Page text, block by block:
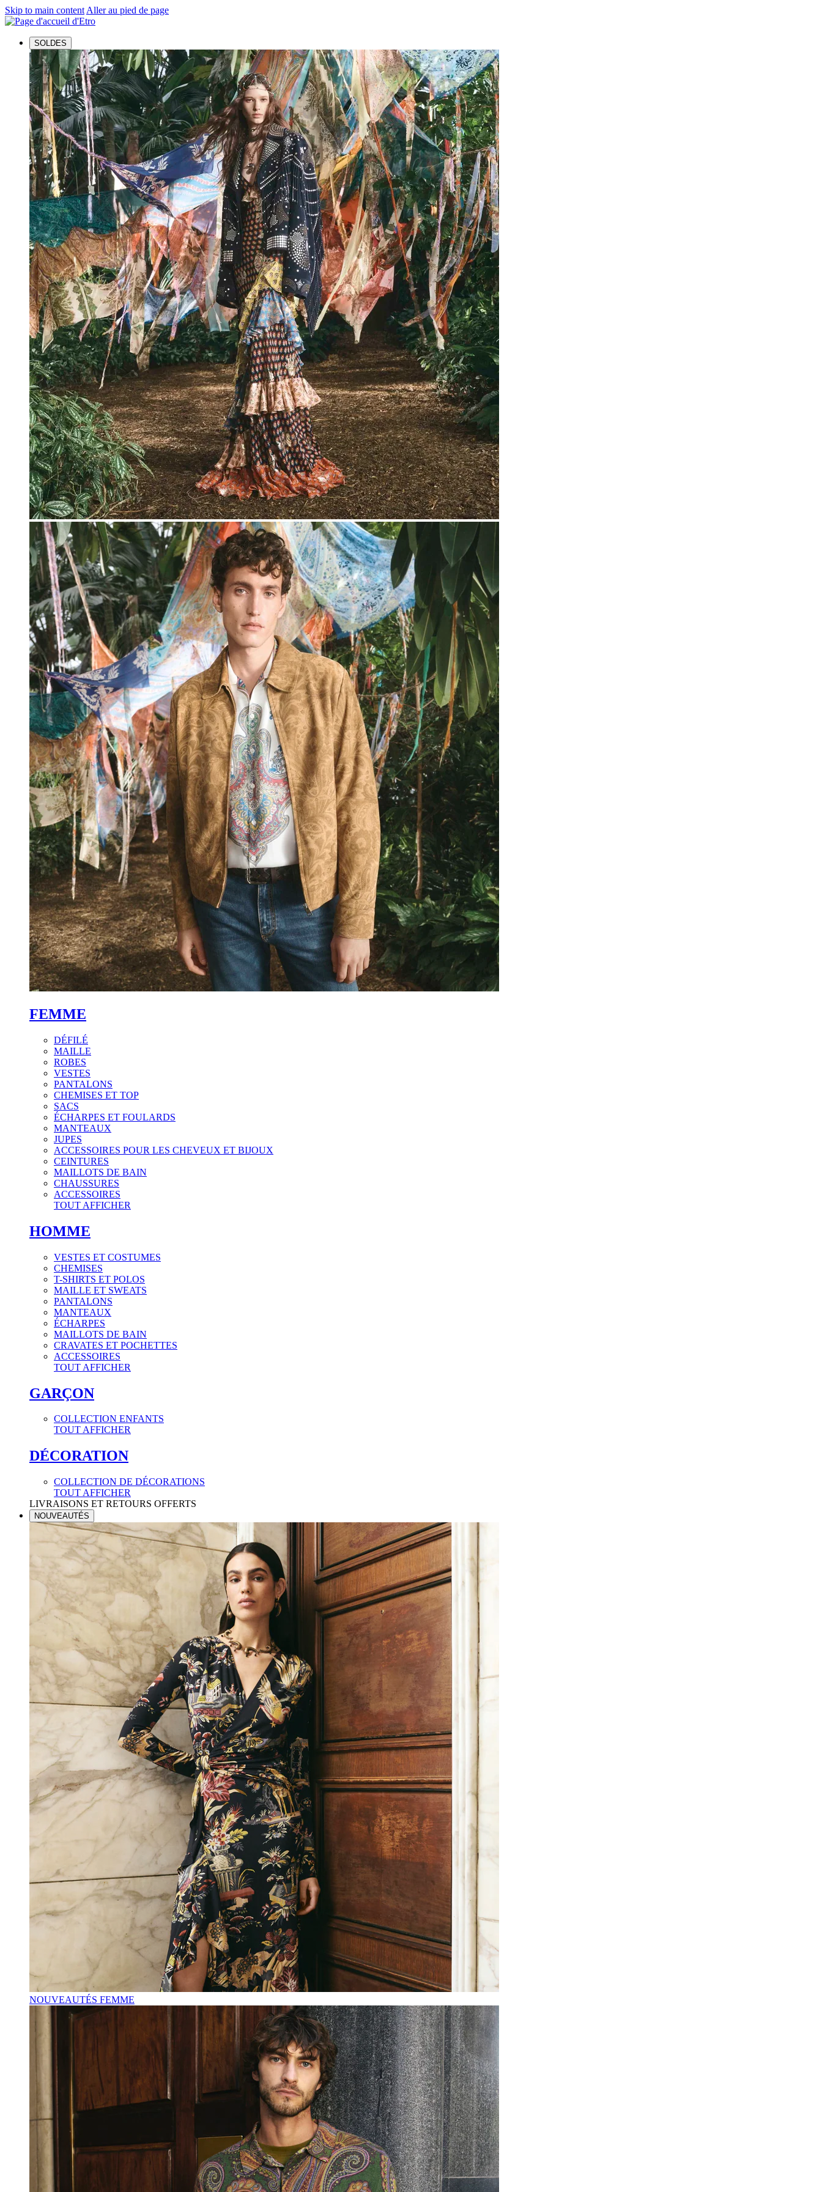
Skip to main content Aller au pied de page
SOLDES
FEMME
DÉFILÉ
MAILLE
ROBES
VESTES
PANTALONS
CHEMISES ET TOP
SACS
ÉCHARPES ET FOULARDS
MANTEAUX
JUPES
ACCESSOIRES POUR LES CHEVEUX ET BIJOUX
CEINTURES
MAILLOTS DE BAIN
CHAUSSURES
ACCESSOIRES
TOUT AFFICHER
HOMME
VESTES ET COSTUMES
CHEMISES
T-SHIRTS ET POLOS
MAILLE ET SWEATS
PANTALONS
MANTEAUX
ÉCHARPES
MAILLOTS DE BAIN
CRAVATES ET POCHETTES
ACCESSOIRES
TOUT AFFICHER
GARÇON
COLLECTION ENFANTS
TOUT AFFICHER
DÉCORATION
COLLECTION DE DÉCORATIONS
TOUT AFFICHER
LIVRAISONS ET RETOURS OFFERTS
NOUVEAUTÉS
NOUVEAUTÉS FEMME